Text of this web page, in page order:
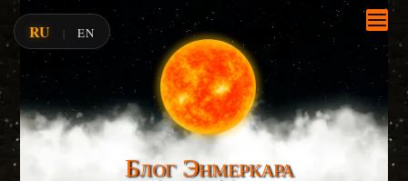
Блог Энмеркара
RU | EN